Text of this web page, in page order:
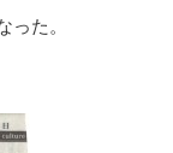
た。